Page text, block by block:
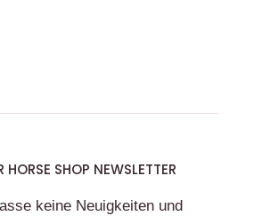
HORSE SHOP NEWSLETTER
keine Neuigkeiten und